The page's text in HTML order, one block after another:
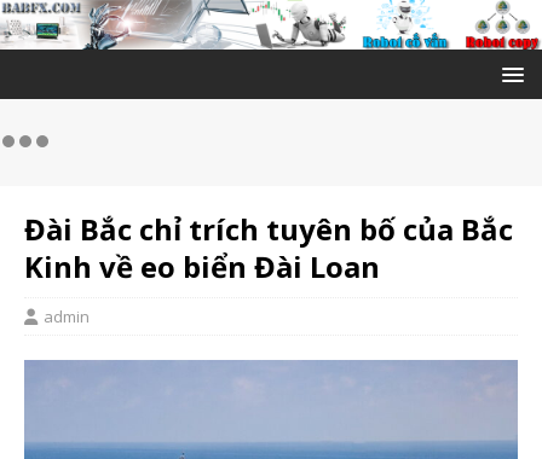
Đài Bắc chỉ trích tuyên bố của Bắc
Kinh về eo biển Đài Loan
admin